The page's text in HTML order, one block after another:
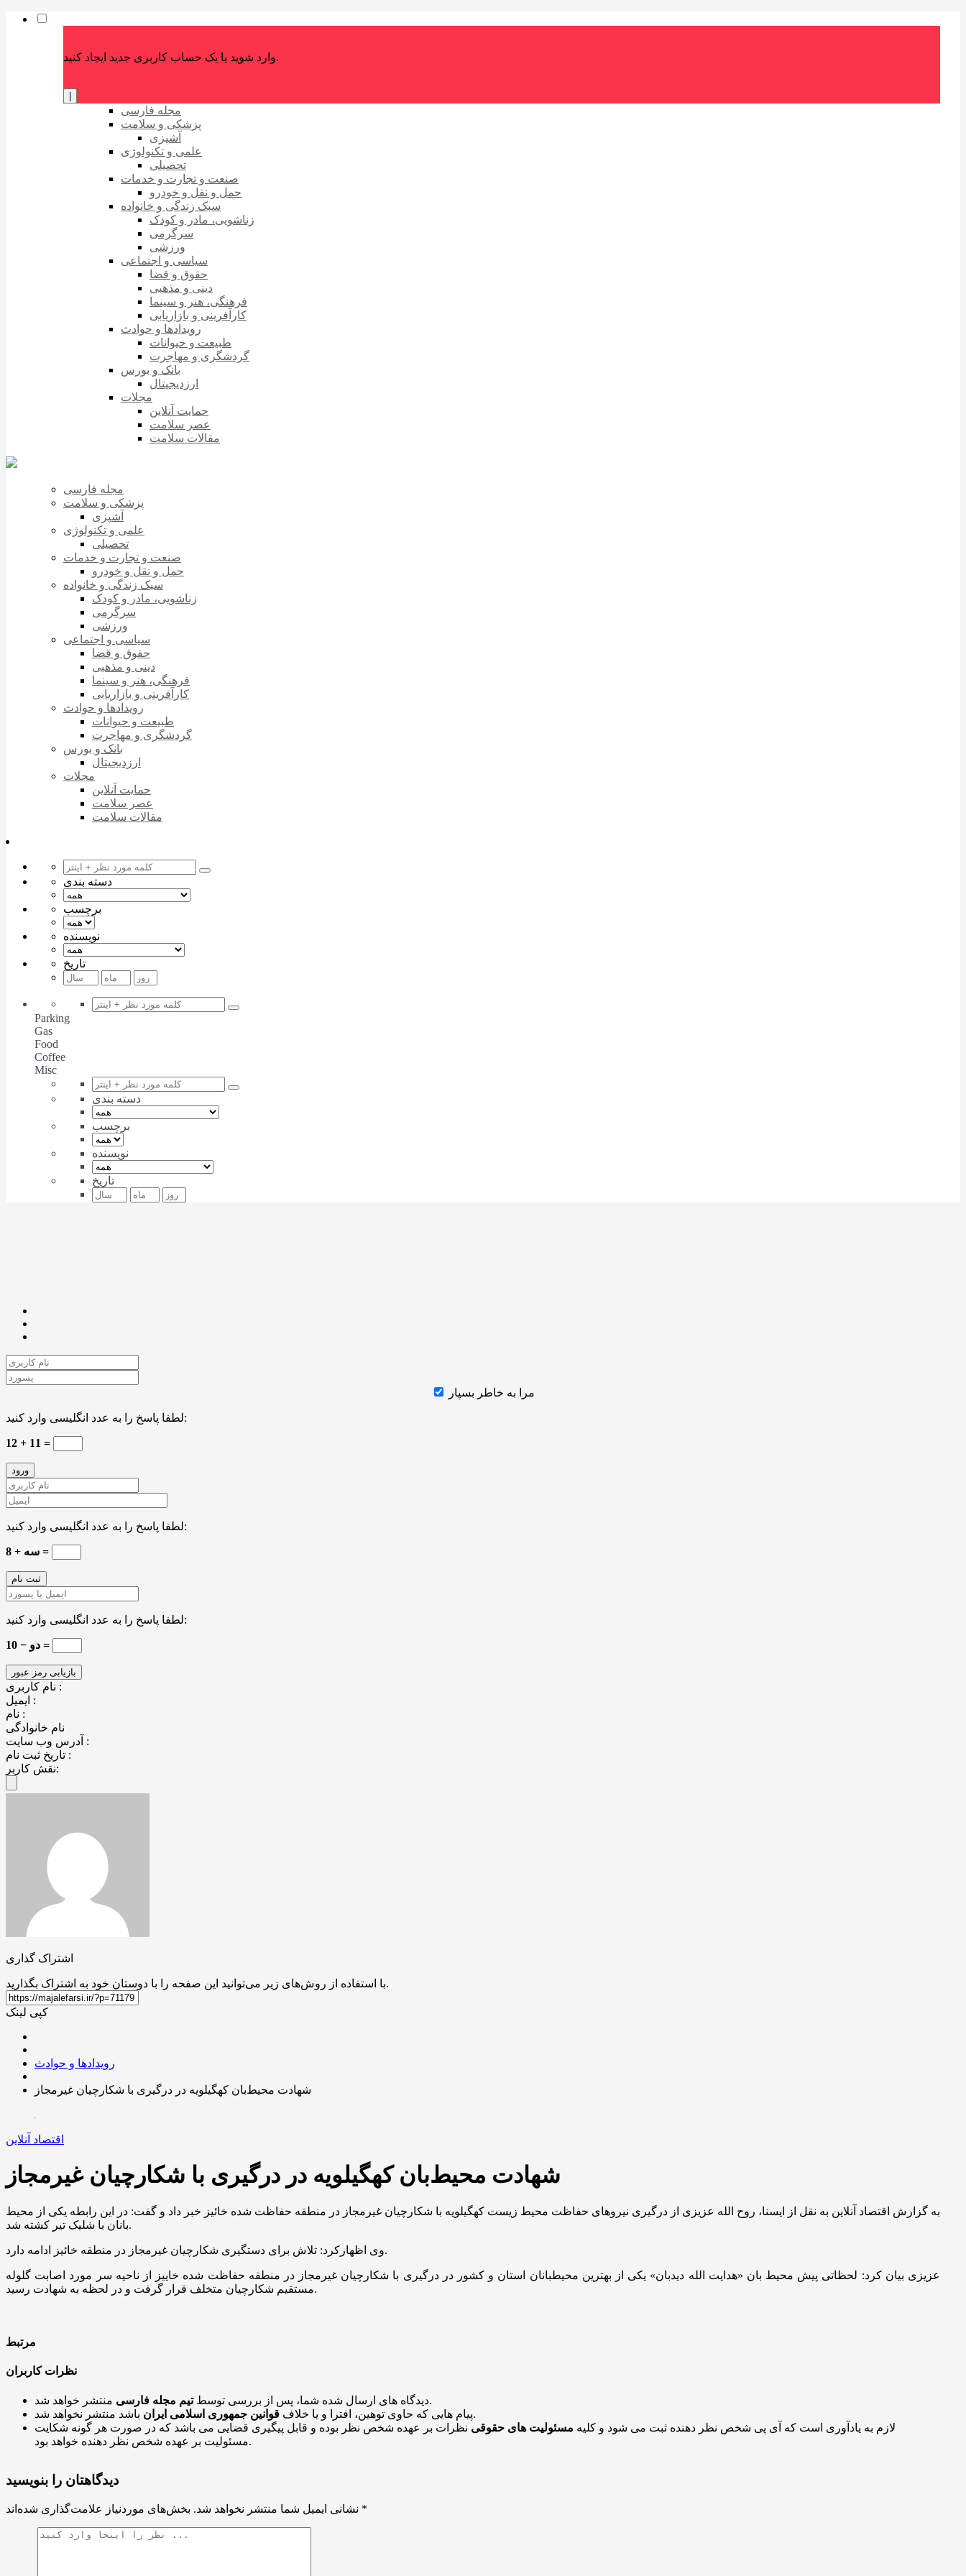
وارد شوید یا یک حساب کاربری جدید ایجاد کنید.
مجله فارسی
پزشکی و سلامت
آشپزی
علمی و تکنولوژی
تحصیلی
صنعت و تجارت و خدمات
حمل و نقل و خودرو
سبک زندگی و خانواده
زناشویی، مادر و کودک
سرگرمی
ورزشی
سیاسی و اجتماعی
حقوق و قضا
دینی و مذهبی
فرهنگی، هنر و سینما
کارآفرینی و بازاریابی
رویدادها و حوادث
طبیعت و حیوانات
گردشگری و مهاجرت
بانک و بورس
ارزدیجیتال
مجلات
حمایت آنلاین
عصر سلامت
مقالات سلامت
مجله فارسی
پزشکی و سلامت
آشپزی
علمی و تکنولوژی
تحصیلی
صنعت و تجارت و خدمات
حمل و نقل و خودرو
سبک زندگی و خانواده
زناشویی، مادر و کودک
سرگرمی
ورزشی
سیاسی و اجتماعی
حقوق و قضا
دینی و مذهبی
فرهنگی، هنر و سینما
کارآفرینی و بازاریابی
رویدادها و حوادث
طبیعت و حیوانات
گردشگری و مهاجرت
بانک و بورس
ارزدیجیتال
مجلات
حمایت آنلاین
عصر سلامت
مقالات سلامت
دسته بندی
برچسب
نویسنده
تاریخ
Parking
Gas
Food
Coffee
Misc
دسته بندی
برچسب
نویسنده
تاریخ
مرا به خاطر بسپار
لطفا پاسخ را به عدد انگلیسی وارد کنید:
12 + 11 =
لطفا پاسخ را به عدد انگلیسی وارد کنید:
سه + 8 =
لطفا پاسخ را به عدد انگلیسی وارد کنید:
10 − دو =
نام کاربری :
ایمیل :
نام :
نام خانوادگی
آدرس وب سایت :
تاریخ ثبت نام :
نقش کاربر:
اشتراک گذاری
با استفاده از روش‌های زیر می‌توانید این صفحه را با دوستان خود به اشتراک بگذارید.
کپی لینک
رویدادها و حوادث
شهادت محیط‌بان کهگیلویه در درگیری با شکارچیان غیرمجاز
اقتصاد آنلاین
شهادت محیط‌بان کهگیلویه در درگیری با شکارچیان غیرمجاز
به گزارش اقتصاد آنلاین به نقل از ایسنا، روح الله عزیزی از درگیری نیروهای حفاظت محیط زیست کهگیلویه با شکارچیان غیرمجاز در منطقه حفاظت شده خائیز خبر داد و گفت: در این رابطه یکی از محیط
بانان با شلیک تیر کشته شد.
وی اظهارکرد: تلاش برای دستگیری شکارچیان غیرمجاز در منطقه خائیز ادامه دارد.
عزیزی بیان کرد: لحظاتی پیش محیط بان «هدایت الله دیدبان» یکی از بهترین محیطبانان استان و کشور در درگیری با شکارچیان غیرمجاز در منطقه حفاظت شده خاییز از ناحیه سر مورد اصابت گلوله
مستقیم شکارچیان متخلف قرار گرفت و در لحظه به شهادت رسید.
مرتبط
نظرات کاربران
دیدگاه های ارسال شده شما، پس از بررسی توسطتیم مجله فارسی
منتشر خواهد شد.
پیام هایی که حاوی توهین، افترا و یا خلاف قوانین جمهوری اسلامی ایران
باشد منتشر نخواهد شد.
لازم به یادآوری است که آی پی شخص نظر دهنده ثبت می شود و کلیه مسئولیت های حقوقی نظرات بر عهده شخص نظر بوده و قابل پیگیری قضایی می باشد که در صورت هر گونه شکایت
مسئولیت بر عهده شخص نظر دهنده خواهد بود.
دیدگاهتان را بنویسید
نشانی ایمیل شما منتشر نخواهد شد. *